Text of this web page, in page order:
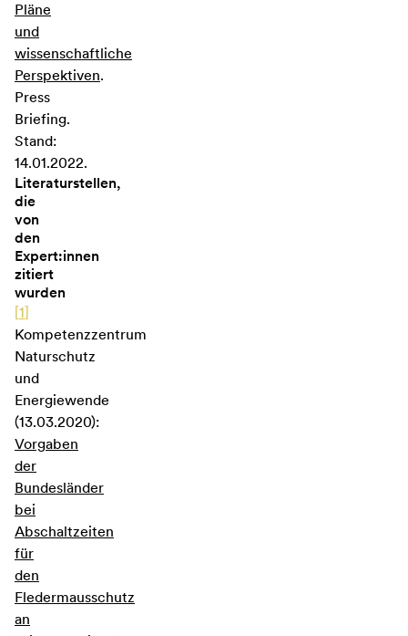
Pläne
und
wissenschaftliche
Perspektiven.
Press
Briefing.
Stand:
14.01.2022.
Literaturstellen,
die
von
den
Expert:innen
zitiert
wurden
1
Kompetenzzentrum
Naturschutz
und
Energiewende
(13.03.2020):
Vorgaben
der
Bundesländer
bei
Abschaltzeiten
für
den
Fledermausschutz
an